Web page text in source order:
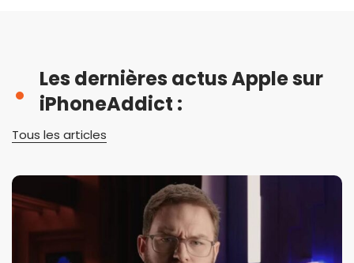
Les dernières actus Apple sur
iPhoneAddict :
Tous les articles